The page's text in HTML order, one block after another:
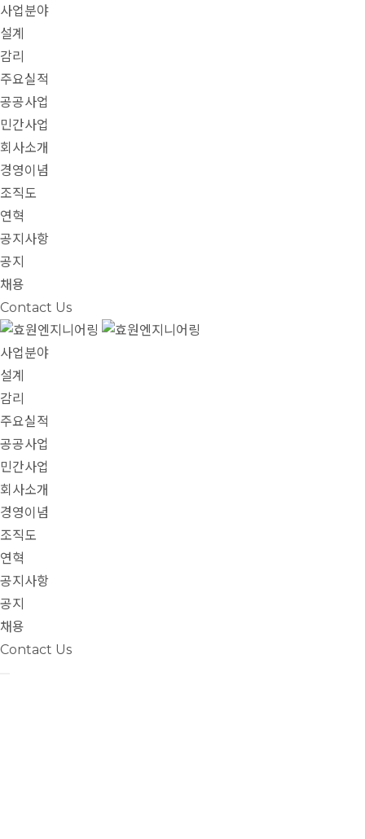
사업분야
설계
감리
주요실적
공공사업
민간사업
회사소개
경영이념
조직도
연혁
공지사항
공지
채용
Contact Us
사업분야
설계
감리
주요실적
공공사업
민간사업
회사소개
경영이념
조직도
연혁
공지사항
공지
채용
Contact Us